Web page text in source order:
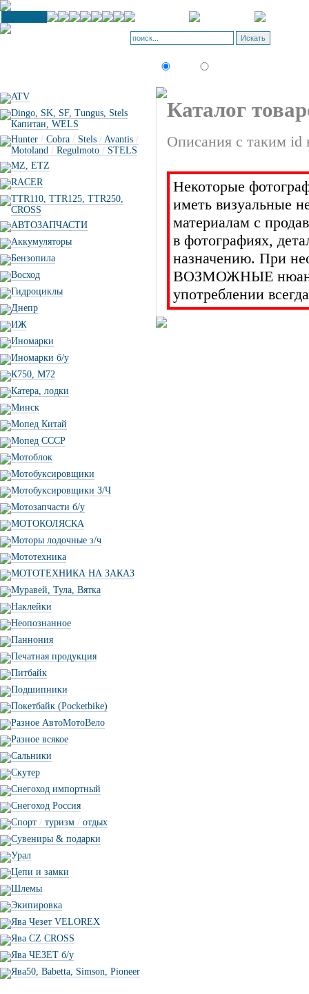
ATV
Dingo, SK, SF, Tungus, Stels
Капитан, WELS
Hunter / Cobra / Stels / Avantis /
Motoland / Regulmoto / STELS
MZ, ETZ
RACER
TTR110, TTR125, TTR250,
CROSS
АВТОЗАПЧАСТИ
Аккумуляторы
Бензопила
Восход
Гидроциклы
Днепр
ИЖ
Иномарки
Иномарки б/у
К750, М72
Катера, лодки
Минск
Мопед Китай
Мопед СССР
Мотоблок
Мотобуксировщики
Мотобуксировщики З/Ч
Мотозапчасти б/у
МОТОКОЛЯСКА
Моторы лодочные з/ч
Мототехника
МОТОТЕХНИКА НА ЗАКАЗ
Муравей, Тула, Вятка
Наклейки
Неопознанное
Паннония
Печатная продукция
Питбайк
Подшипники
Покетбайк (Pocketbike)
Разное АвтоМотоВело
Разное всякое
Сальники
Скутер
Снегоход импортный
Снегоход Россия
Спорт / туризм / отдых
Сувениры & подарки
Урал
Цепи и замки
Шлемы
Экипировка
Ява Чезет VELOREX
Ява CZ CROSS
Ява ЧЕЗЕТ б/у
Ява50, Babetta, Simson, Pioneer
Каталог
Описания с таким id
Некоторые
иметь визуальные
материалам с
в фотографиях,
назначению. При
ВОЗМОЖНЫЕ
употреблении